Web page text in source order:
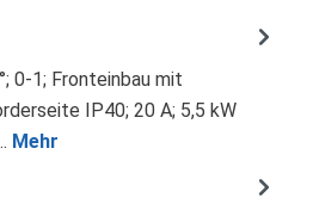
0-1; Fronteinbau mit
IP40; 20 A; 5,5 kW
Mehr